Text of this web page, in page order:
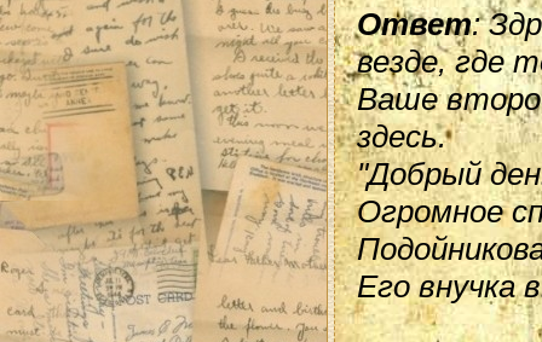
Ответ:
везде, где
Ваше
здесь.
"Добрый
Огромное
Его внучка